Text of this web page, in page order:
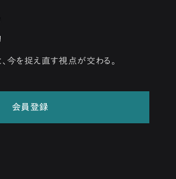
今を捉え直す視点が交わる。
会員登録